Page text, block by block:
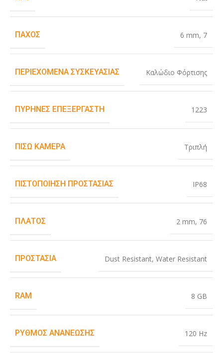
ΠΆΧΟΣ 6 mm, 7
ΠΕΡΙΕΧΌΜΕΝΑ ΣΥΣΚΕΥΑΣΊΑΣ Καλώδιο Φόρτισης
ΠΥΡΉΝΕΣ ΕΠΕΞΕΡΓΑΣΤΉ 1223
ΠΊΣΩ ΚΆΜΕΡΑ Τριπλή
ΠΙΣΤΟΠΟΊΗΣΗ ΠΡΟΣΤΑΣΊΑΣ IP68
ΠΛΆΤΟΣ 2 mm, 76
ΠΡΟΣΤΑΣΊΑ Dust Resistant, Water Resistant
RAM 8 GB
ΡΥΘΜΌΣ ΑΝΑΝΈΩΣΗΣ 120 Hz